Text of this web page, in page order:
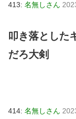
413: 名無しさん
叩き落とした
だろ大剣
414: 名無しさん